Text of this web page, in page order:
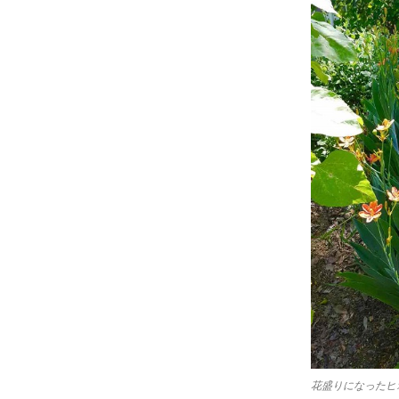
花盛りになった